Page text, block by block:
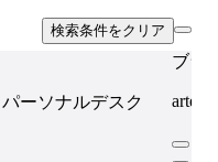
検索条件をクリア
ーソナルデスク
ブラ
artek